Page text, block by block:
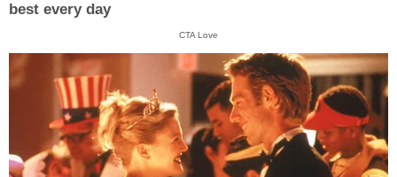
best every day
CTA Love